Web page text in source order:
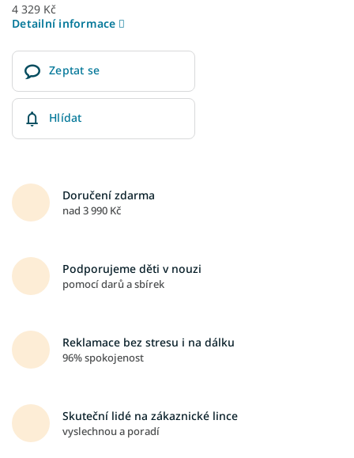
4 329 Kč
Detailní informace
Zeptat se
Hlídat
Doručení zdarma
nad 3 990 Kč
Podporujeme děti v nouzi
pomocí darů a sbírek
Reklamace bez stresu i na dálku
96% spokojenost
Skuteční lidé na zákaznické lince
vyslechnou a poradí